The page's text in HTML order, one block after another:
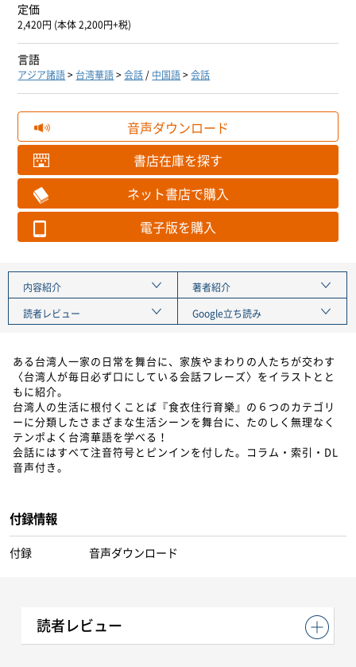
定価
2,420円 (本体 2,200円+税)
言語
アジア諸語>台湾華語>会話/ 中国語>会話
音声ダウンロード
書店在庫を探す
ネット書店で購入
電子版を購入
内容紹介
著者紹介
読者レビュー
Google立ち読み
ある台湾人一家の日常を舞台に、家族やまわりの人たちが交わす
〈台湾人が毎日必ず口にしている会話フレーズ〉をイラストとと
もに紹介。
台湾人の生活に根付くことば『食衣住行育樂』の６つのカテゴリ
ーに分類したさまざまな生活シーンを舞台に、たのしく無理なく
テンポよく台湾華語を学べる！
会話にはすべて注音符号とピンインを付した。コラム・索引・DL
音声付き。
付録情報
付録 音声ダウンロード
読者レビュー